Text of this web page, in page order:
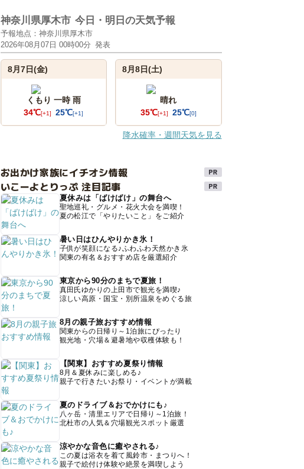
神奈川県厚木市 今日・明日の天気予報
予報地点：神奈川県厚木市
2026年08月07日 00時00分 発表
8月7日(金)
くもり 一時 雨
34℃[+1] 25℃[+1]
8月8日(土)
晴れ
35℃[+1] 25℃[0]
降水確率・週間天気を見る
お出かけ家族にイチオシ情報
いこーよとりっぷ 注目記事
夏休みは「ばけばけ」の舞台へ
聖地巡礼・グルメ・花火大会を満喫！
夏の松江で「やりたいこと」をご紹介
暑い日はひんやりかき氷！
子供が笑顔になる♪ふわふわ天然かき氷
関東の有名＆おすすめ店を厳選紹介
東京から90分のまちで夏旅！
真田氏ゆかりの上田市で観光を満喫♪
涼しい高原・国宝・別所温泉をめぐる旅
8月の親子旅おすすめ情報
関東からの日帰り～1泊旅にぴったり
観光地・穴場＆避暑地や収穫体験も！
【関東】おすすめ夏祭り情報
8月＆夏休みに楽しめる♪
親子で行きたいお祭り・イベントが満載
夏のドライブ＆おでかけにも♪
八ヶ岳・清里エリアで日帰り～1泊旅！
北杜市の人気＆穴場観光スポット厳選
涼やかな音色に癒やされる♪
この夏は浴衣を着て風鈴市・まつりへ！
親子で絵付け体験や絶景を満喫しよう